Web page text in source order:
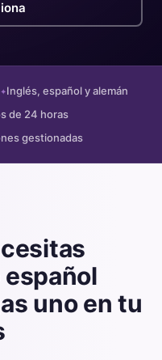
✦Inglés, español y alemán
de 24 horas
gestionadas
uno en tu